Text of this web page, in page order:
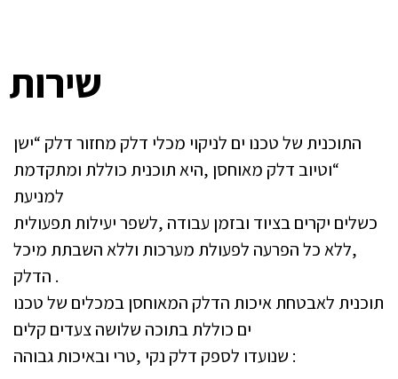
שירות
התוכנית של טכנו ים לניקוי מכלי דלק מחזור דלק “ישן
“וטיוב דלק מאוחסן ,היא תוכנית כוללת ומתקדמת
למניעת
כשלים יקרים בציוד ובזמן עבודה ,לשפר יעילות תפעולית
,ללא כל הפרעה לפעולת מערכות וללא השבתת מיכל
הדלק .
תוכנית לאבטחת איכות הדלק המאוחסן במכלים של טכנו
ים כוללת בתוכה שלושה צעדים קלים
שנועדו לספק דלק נקי ,טרי ובאיכות גבוהה :